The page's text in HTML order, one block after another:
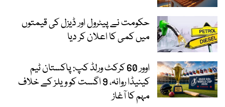
حکومت نے پیٹرول اور ڈیزل کی قیمتوں
میں کمی کا اعلان کر دیا
اوور 60 کرکٹ ورلڈ کپ: پاکستان ٹیم
کینیڈا روانہ، 9 اگست کو ویلز کے خلاف
مہم کا آغاز